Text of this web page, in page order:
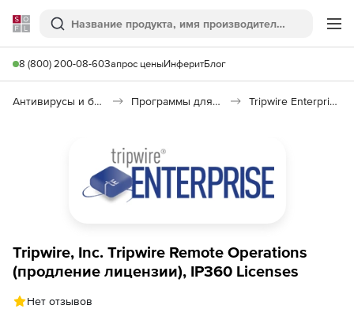
Softline
Поиск
8 (800) 200-08-60Запрос ценыИнферитБлог
Антивирусы и безопасность Программы для защиты информации Tripwire Enterprise
Tripwire, Inc. Tripwire Remote Operations
(продление лицензии), IP360 Licenses
Нет отзывов